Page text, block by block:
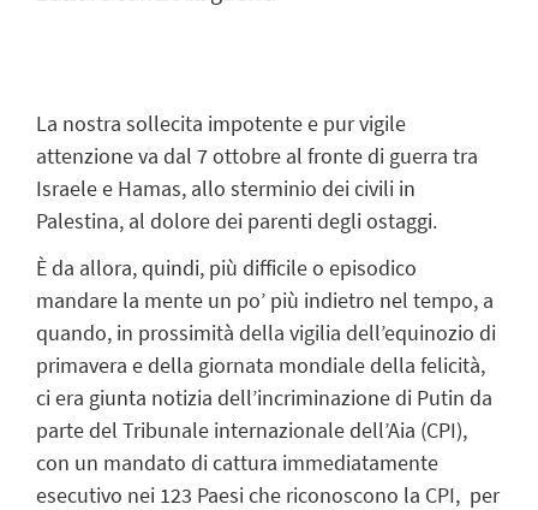
La nostra sollecita impotente e pur vigile
attenzione va dal 7 ottobre al fronte di guerra tra
Israele e Hamas, allo sterminio dei civili in
Palestina, al dolore dei parenti degli ostaggi.
È da allora, quindi, più difficile o episodico
mandare la mente un po’ più indietro nel tempo, a
quando, in prossimità della vigilia dell’equinozio di
primavera e della giornata mondiale della felicità,
ci era giunta notizia dell’incriminazione di Putin da
parte del Tribunale internazionale dell’Aia (CPI),
con un mandato di cattura immediatamente
esecutivo nei 123 Paesi che riconoscono la CPI, per